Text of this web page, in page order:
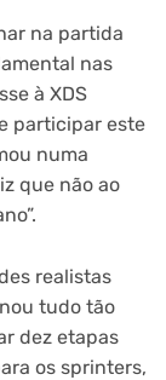
na partida
nas
à XDS
participar este
numa
que não ao
realistas
tudo tão
dez etapas
os sprinters,